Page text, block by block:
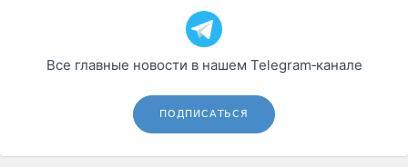
Все главные новости в нашем Telegram‑канале
ПОДПИСАТЬСЯ